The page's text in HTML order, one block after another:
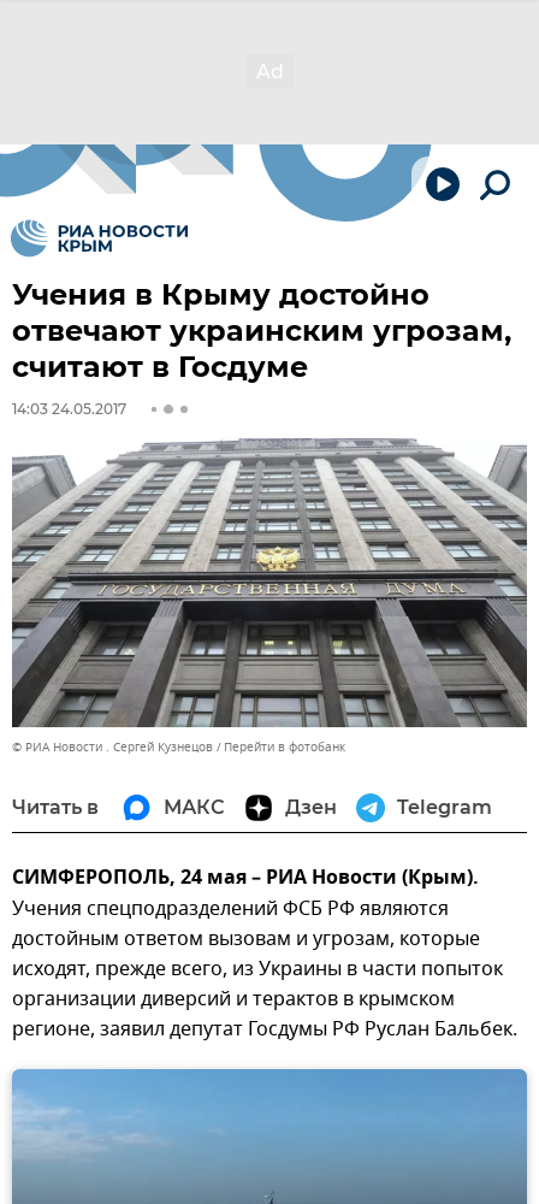
Учения в Крыму достойно
отвечают украинским угрозам,
считают в Госдуме
14:03 24.05.2017
© РИА Новости . Сергей Кузнецов Перейти в фотобанк
Читать в МАКС Дзен Telegram
СИМФЕРОПОЛЬ, 24 мая – РИА Новости (Крым).
Учения спецподразделений ФСБ РФ являются
достойным ответом вызовам и угрозам, которые
исходят, прежде всего, из Украины в части попыток
организации диверсий и терактов в крымском
регионе, заявил депутат Госдумы РФ Руслан Бальбек.